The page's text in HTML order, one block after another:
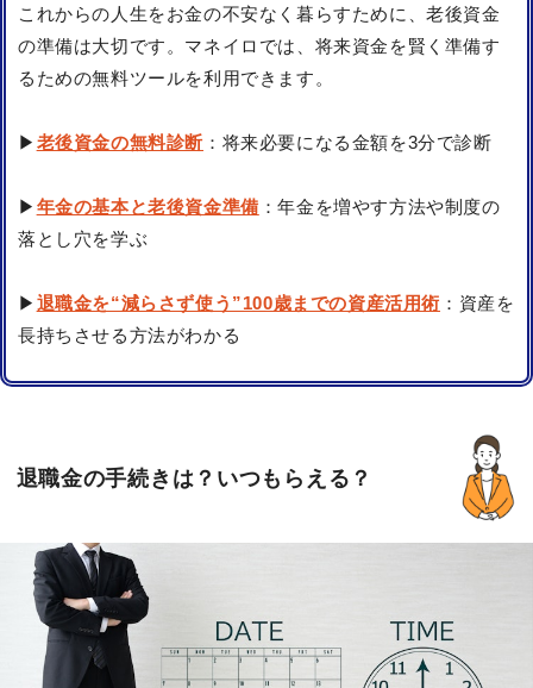
これからの人生をお金の不安なく暮らすために、老後資金
の準備は大切です。マネイロでは、将来資金を賢く準備す
るための無料ツールを利用できます。
▶ 老後資金の無料診断 ：将来必要になる金額を3分で診断
▶ 年金の基本と老後資金準備 ：年金を増やす方法や制度の
落とし穴を学ぶ
▶ 退職金を“減らさず使う”100歳までの資産活用術 ：資産を
長持ちさせる方法がわかる
退職金の手続きは？いつもらえる？